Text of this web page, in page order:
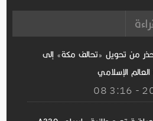
من تحويل «تحالف مكة» إلى
الإسلامي